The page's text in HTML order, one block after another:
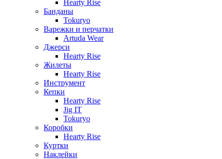
Hearty Rise
Банданы
Tokuryo
Варежки и перчатки
Artuda Wear
Джерси
Hearty Rise
Жилеты
Hearty Rise
Инструмент
Кепки
Hearty Rise
Jig IT
Tokuryo
Коробки
Hearty Rise
Куртки
Наклейки